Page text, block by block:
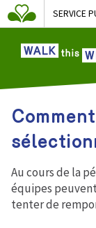
Au cours de la
équipes
tenter de